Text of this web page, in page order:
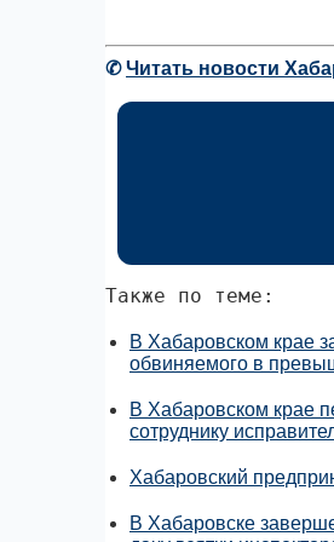
✆Читать новости
Также по теме:
В Хабаровском крае
обвиняемого в
В Хабаровском крае
сотруднику
Хабаровский
В Хабаровске